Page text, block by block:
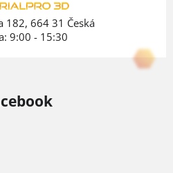
182, 664 31 Česká
9:00 - 15:30